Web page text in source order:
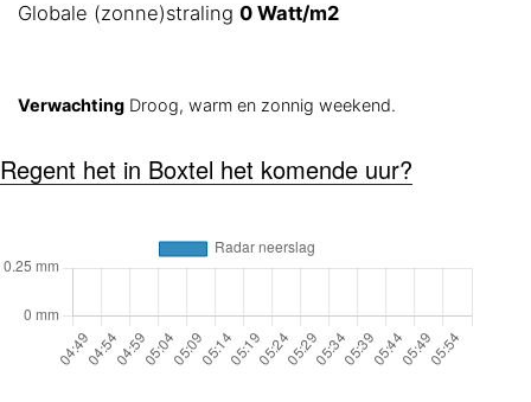
Globale (zonne)straling 0 Watt/m2
Verwachting Droog, warm en zonnig weekend.
Regent het in Boxtel het komende uur?